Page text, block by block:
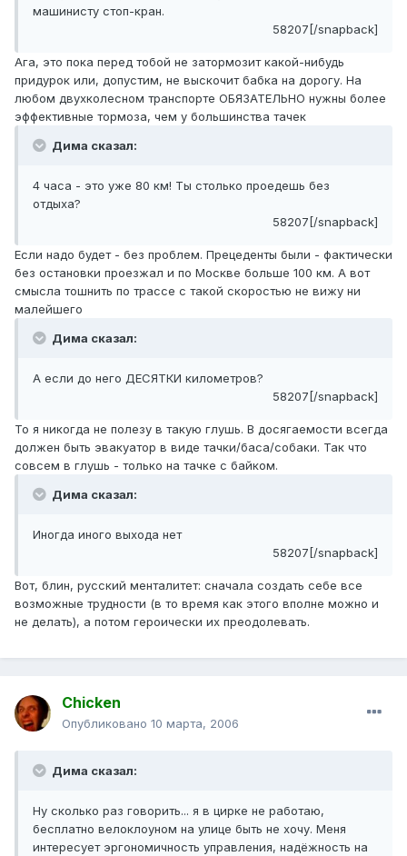
машинисту стоп-кран.
58207[/snapback]
Ага, это пока перед тобой не затормозит какой-нибудь
придурок или, допустим, не выскочит бабка на дорогу. На
любом двухколесном транспорте ОБЯЗАТЕЛЬНО нужны более
эффективные тормоза, чем у большинства тачек
Дима сказал:
4 часа - это уже 80 км! Ты столько проедешь без
отдыха?
58207[/snapback]
Если надо будет - без проблем. Прецеденты были - фактически
без остановки проезжал и по Москве больше 100 км. А вот
смысла тошнить по трассе с такой скоростью не вижу ни
малейшего
Дима сказал:
А если до него ДЕСЯТКИ километров?
58207[/snapback]
То я никогда не полезу в такую глушь. В досягаемости всегда
должен быть эвакуатор в виде тачки/баса/собаки. Так что
совсем в глушь - только на тачке с байком.
Дима сказал:
Иногда иного выхода нет
58207[/snapback]
Вот, блин, русский менталитет: сначала создать себе все
возможные трудности (в то время как этого вполне можно и
не делать), а потом героически их преодолевать.
Chicken
Опубликовано 10 марта, 2006
Дима сказал:
Ну сколько раз говорить... я в цирке не работаю,
бесплатно велоклоуном на улице быть не хочу. Меня
интересует эргономичность управления, надёжность на